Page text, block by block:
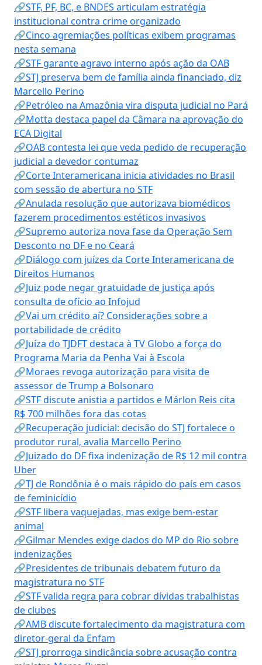
🔗STF, PF, BC, e BNDES articulam estratégia
institucional contra crime organizado
🔗Cinco agremiações políticas exibem programas
nesta semana
🔗STF garante agravo interno após ação da OAB
🔗STJ preserva bem de família ainda financiado, diz
Marcello Perino
🔗Petróleo na Amazônia vira disputa judicial no Pará
🔗Motta destaca papel da Câmara na aprovação do
ECA Digital
🔗OAB contesta lei que veda pedido de recuperação
judicial a devedor contumaz
🔗Corte Interamericana inicia atividades no Brasil
com sessão de abertura no STF
🔗Anulada resolução que autorizava biomédicos
fazerem procedimentos estéticos invasivos
🔗Supremo autoriza nova fase da Operação Sem
Desconto no DF e no Ceará
🔗Diálogo com juízes da Corte Interamericana de
Direitos Humanos
🔗Juiz pode negar gratuidade de justiça após
consulta de ofício ao Infojud
🔗Vai um crédito aí? Considerações sobre a
portabilidade de crédito
🔗Juíza do TJDFT destaca à TV Globo a força do
Programa Maria da Penha Vai à Escola
🔗Moraes revoga autorização para visita de
assessor de Trump a Bolsonaro
🔗STF discute anistia a partidos e Márlon Reis cita
R$ 700 milhões fora das cotas
🔗Recuperação judicial: decisão do STJ fortalece o
produtor rural, avalia Marcello Perino
🔗Juizado do DF fixa indenização de R$ 12 mil contra
Uber
🔗TJ de Rondônia é o mais rápido do país em casos
de feminicídio
🔗STF libera vaquejadas, mas exige bem-estar
animal
🔗Gilmar Mendes exige dados do MP do Rio sobre
indenizações
🔗Presidentes de tribunais debatem futuro da
magistratura no STF
🔗STF valida regra para cobrar dívidas trabalhistas
de clubes
🔗AMB discute fortalecimento da magistratura com
diretor-geral da Enfam
🔗STJ prorroga sindicância sobre acusação contra